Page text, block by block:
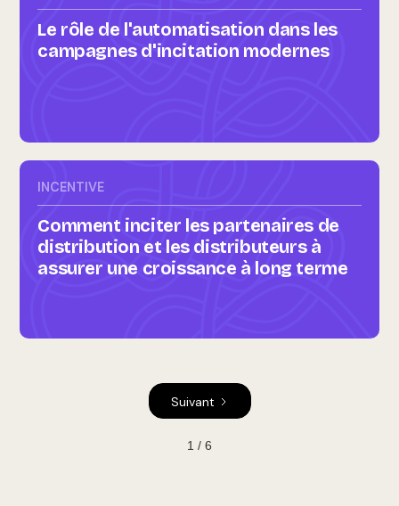
Le rôle de l'automatisation dans les
campagnes d'incitation modernes
INCENTIVE
Comment inciter les partenaires de
distribution et les distributeurs à
assurer une croissance à long terme
Suivant
1 / 6